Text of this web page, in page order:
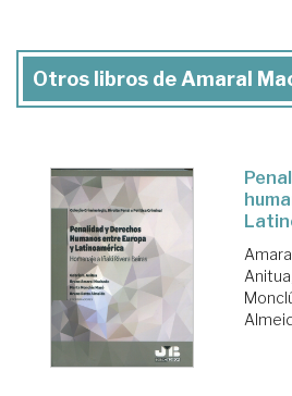
Otros libros de Amaral